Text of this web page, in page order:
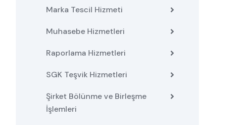
Marka Tescil Hizmeti
Muhasebe Hizmetleri
Raporlama Hizmetleri
SGK Teşvik Hizmetleri
Şirket Bölünme ve Birleşme
İşlemleri